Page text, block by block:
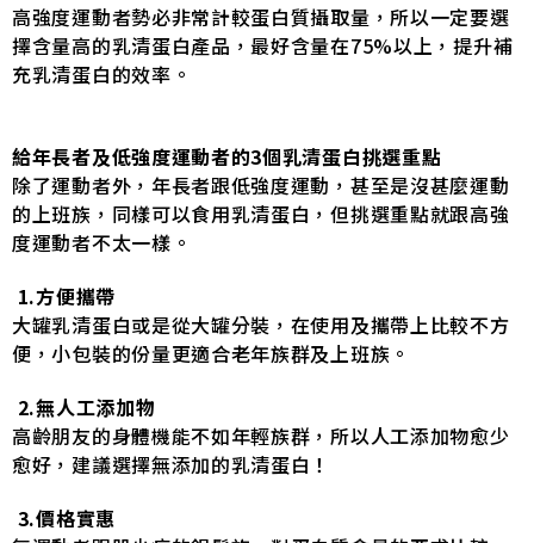
高強度運動者勢必非常計較蛋白質攝取量，所以一定要選
擇含量高的乳清蛋白產品，最好含量在75%以上，提升補
充乳清蛋白的效率。
給年長者及低強度運動者的3個乳清蛋白挑選重點
除了運動者外，年長者跟低強度運動，甚至是沒甚麼運動
的上班族，同樣可以食用乳清蛋白，但挑選重點就跟高強
度運動者不太一樣。
1.方便攜帶
大罐乳清蛋白或是從大罐分裝，在使用及攜帶上比較不方
便，小包裝的份量更適合老年族群及上班族。
2.無人工添加物
高齡朋友的身體機能不如年輕族群，所以人工添加物愈少
愈好，建議選擇無添加的乳清蛋白！
3.價格實惠